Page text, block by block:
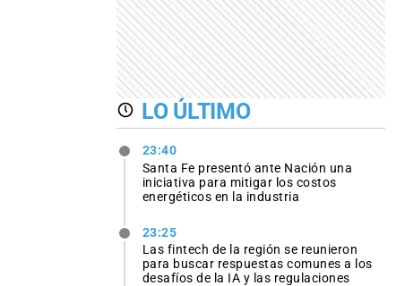
LO ÚLTIMO
23:40
Santa Fe presentó ante Nación una
iniciativa para mitigar los costos
energéticos en la industria
23:25
Las fintech de la región se reunieron
para buscar respuestas comunes a los
desafíos de la IA y las regulaciones